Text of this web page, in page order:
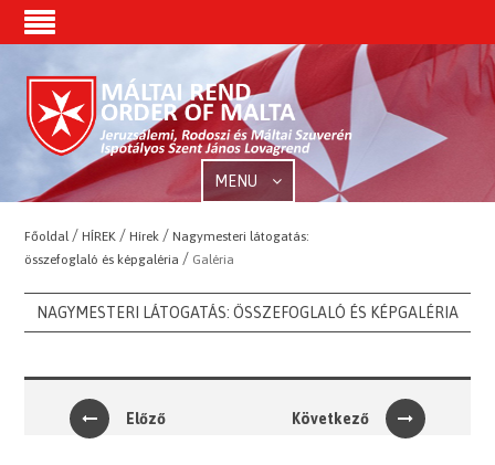
MENU
Főoldal /HÍREK /Hírek /Nagymesteri látogatás:
összefoglaló és képgaléria / Galéria
NAGYMESTERI LÁTOGATÁS: ÖSSZEFOGLALÓ ÉS KÉPGALÉRIA
Előző Következő